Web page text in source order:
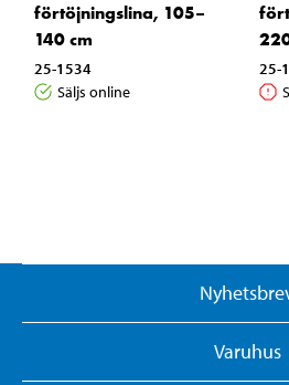
förtöjningslina, 105–
140 cm
25-1534
Säljs online
25-
Varuhus